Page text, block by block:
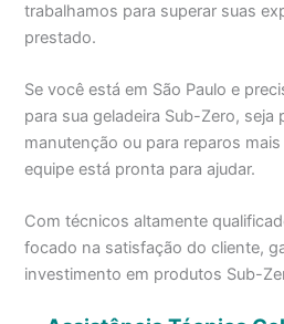
trabalhamos para superar suas
prestado.
Se você está em São Paulo e
para sua geladeira Sub-Zero, seja
manutenção ou para reparos
equipe está pronta para ajudar.
Com técnicos altamente
focado na satisfação do cliente,
investimento em produtos Sub-